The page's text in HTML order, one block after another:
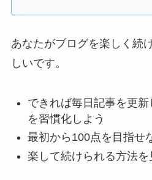
あなたがブログを楽しく続
しいです。
できれば毎日記事を更
を習慣化しよう
最初から100点を目指せ
楽して続けられる方法を